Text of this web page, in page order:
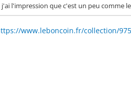
j'ai l'impression que c'est un peu comme
www.leboncoin.fr/collection/